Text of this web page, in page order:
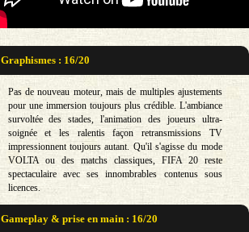
Graphismes : 16/20
Pas de nouveau moteur, mais de multiples ajustements
pour une immersion toujours plus crédible. L'ambiance
survoltée des stades, l'animation des joueurs ultra-
soignée et les ralentis façon retransmissions TV
impressionnent toujours autant. Qu'il s'agisse du mode
VOLTA ou des matchs classiques, FIFA 20 reste
spectaculaire avec ses innombrables contenus sous
licences.
Gameplay & prise en main : 16/20